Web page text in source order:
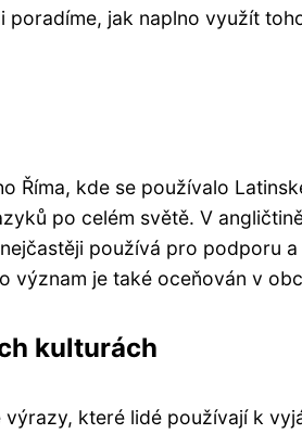
poradíme, jak naplno využít
Říma, kde se používalo
po celém světě. V
používá pro podporu
je také oceňován v
kulturách
které lidé používají k